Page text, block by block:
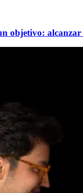
objetivo: